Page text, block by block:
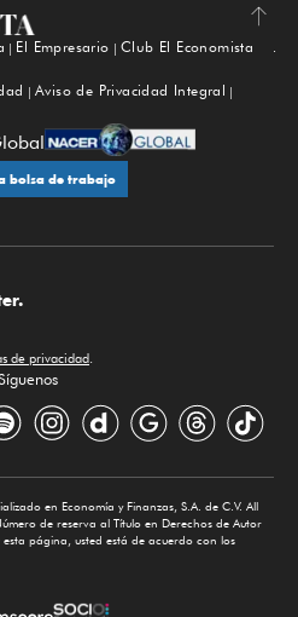
Subir
El Empresario
Club El Economista
Aviso de Privacidad Integral
bolsa de trabajo
de privacidad.
en Economía y Finanzas, S.A. de C.V. All
de reserva al Título en Derechos de Autor
página, usted está de acuerdo con los